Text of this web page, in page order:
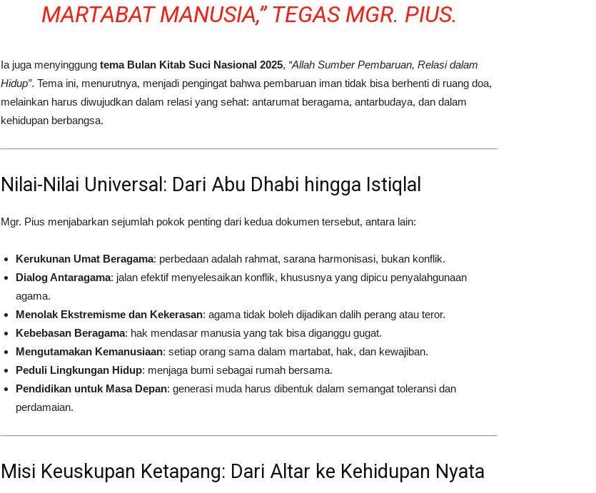
MARTABAT MANUSIA,” TEGAS MGR. PIUS.
Ia juga menyinggung tema Bulan Kitab Suci Nasional 2025, “Allah Sumber Pembaruan, Relasi dalam
Hidup”. Tema ini, menurutnya, menjadi pengingat bahwa pembaruan iman tidak bisa berhenti di ruang doa,
melainkan harus diwujudkan dalam relasi yang sehat: antarumat beragama, antarbudaya, dan dalam
kehidupan berbangsa.
Nilai-Nilai Universal: Dari Abu Dhabi hingga Istiqlal
Mgr. Pius menjabarkan sejumlah pokok penting dari kedua dokumen tersebut, antara lain:
Kerukunan Umat Beragama: perbedaan adalah rahmat, sarana harmonisasi, bukan konflik.
Dialog Antaragama: jalan efektif menyelesaikan konflik, khususnya yang dipicu penyalahgunaan
agama.
Menolak Ekstremisme dan Kekerasan: agama tidak boleh dijadikan dalih perang atau teror.
Kebebasan Beragama: hak mendasar manusia yang tak bisa diganggu gugat.
Mengutamakan Kemanusiaan: setiap orang sama dalam martabat, hak, dan kewajiban.
Peduli Lingkungan Hidup: menjaga bumi sebagai rumah bersama.
Pendidikan untuk Masa Depan: generasi muda harus dibentuk dalam semangat toleransi dan
perdamaian.
Misi Keuskupan Ketapang: Dari Altar ke Kehidupan Nyata